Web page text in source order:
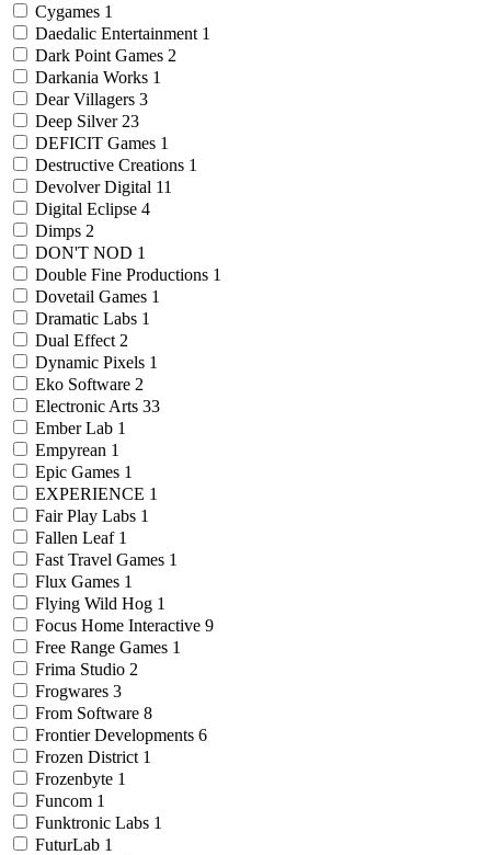
Cygames 1
Daedalic Entertainment 1
Dark Point Games 2
Darkania Works 1
Dear Villagers 3
Deep Silver 23
DEFICIT Games 1
Destructive Creations 1
Devolver Digital 11
Digital Eclipse 4
Dimps 2
DON'T NOD 1
Double Fine Productions 1
Dovetail Games 1
Dramatic Labs 1
Dual Effect 2
Dynamic Pixels 1
Eko Software 2
Electronic Arts 33
Ember Lab 1
Empyrean 1
Epic Games 1
EXPERIENCE 1
Fair Play Labs 1
Fallen Leaf 1
Fast Travel Games 1
Flux Games 1
Flying Wild Hog 1
Focus Home Interactive 9
Free Range Games 1
Frima Studio 2
Frogwares 3
From Software 8
Frontier Developments 6
Frozen District 1
Frozenbyte 1
Funcom 1
Funktronic Labs 1
FuturLab 1